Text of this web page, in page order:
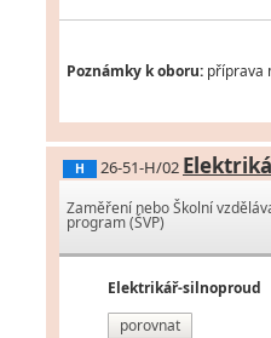
Poznámky k oboru: příprava
H 26-51-H/02
Zaměření nebo Školní
program (ŠVP)
Elektrikář-silnoproud
porovnat